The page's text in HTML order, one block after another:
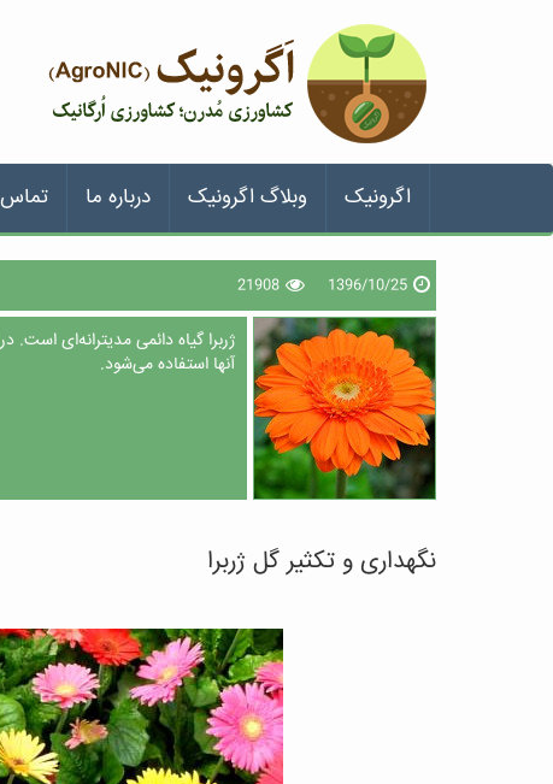
اگرونیک وبلاگ اگرونیک درباره ما تماس
1396/10/25
21908
ژربرا گیاه دائمی مدیترانه‌ای است.
آنها استفاده می‌شود.
نگهداری و تکثیر گل ژربرا